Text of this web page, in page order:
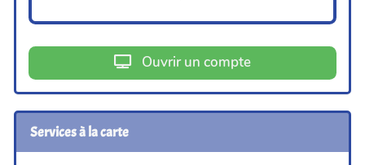
Ouvrir un compte
Services à la carte